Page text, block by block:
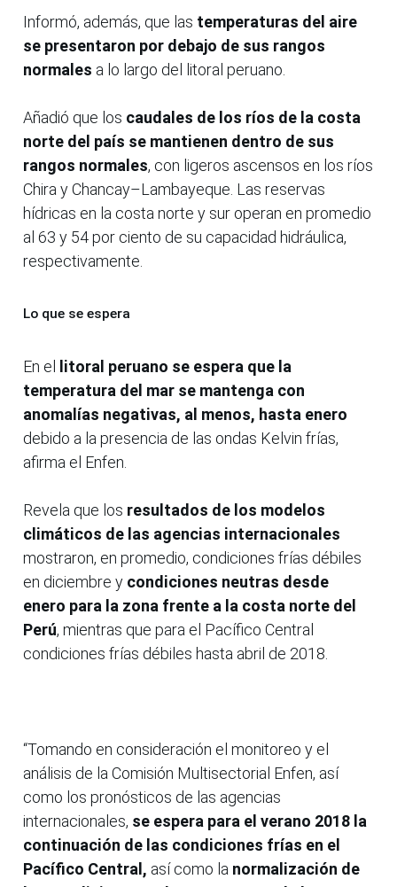
Informó, además, que las temperaturas del aire
se presentaron por debajo de sus rangos
normales a lo largo del litoral peruano.
Añadió que los caudales de los ríos de la costa
norte del país se mantienen dentro de sus
rangos normales, con ligeros ascensos en los ríos
Chira y Chancay–Lambayeque. Las reservas
hídricas en la costa norte y sur operan en promedio
al 63 y 54 por ciento de su capacidad hidráulica,
respectivamente.
Lo que se espera
En el
litoral peruano se espera que la
temperatura del mar se mantenga con
anomalías negativas, al menos, hasta enero
debido a la presencia de las ondas Kelvin frías,
afirma el Enfen.
Revela que los resultados de los modelos
climáticos de las agencias internacionales
mostraron, en promedio, condiciones frías débiles
en diciembre y condiciones neutras desde
enero para la zona frente a la costa norte del
Perú, mientras que para el Pacífico Central
condiciones frías débiles hasta abril de 2018.
“Tomando en consideración el monitoreo y el
análisis de la Comisión Multisectorial Enfen, así
como los pronósticos de las agencias
internacionales, se espera para el verano 2018 la
continuación de las condiciones frías en el
Pacífico Central, así como la normalización de